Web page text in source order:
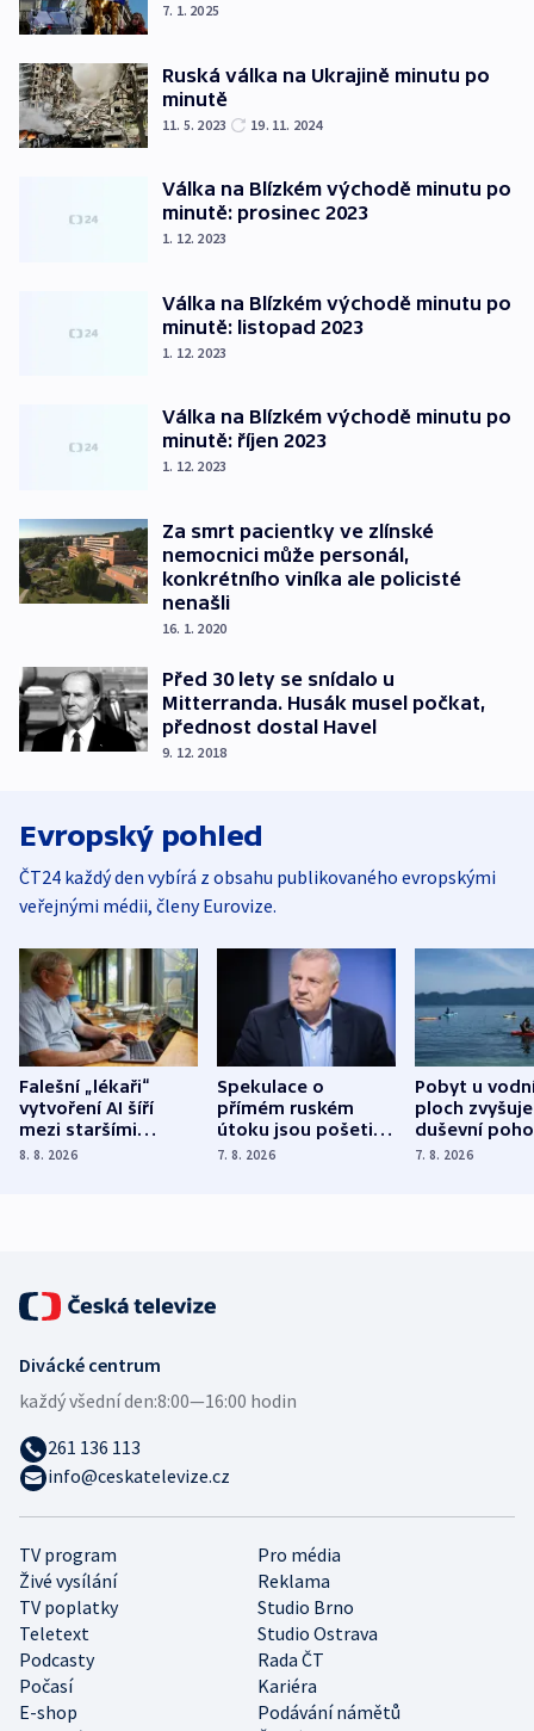
7. 1. 2025
Ruská válka na Ukrajině minutu po
minutě
11. 5. 2023 19. 11. 2024
Válka na Blízkém východě minutu po
minutě: prosinec 2023
1. 12. 2023
Válka na Blízkém východě minutu po
minutě: listopad 2023
1. 12. 2023
Válka na Blízkém východě minutu po
minutě: říjen 2023
1. 12. 2023
Za smrt pacientky ve zlínské
nemocnici může personál,
konkrétního viníka ale policisté
nenašli
16. 1. 2020
Před 30 lety se snídalo u
Mitterranda. Husák musel počkat,
přednost dostal Havel
9. 12. 2018
Evropský pohled
ČT24 každý den vybírá z obsahu publikovaného evropskými
veřejnými médii, členy Eurovize.
Falešní „lékaři“
vytvoření AI šíří
mezi staršími
Poláky nebezpečné
8. 8. 2026
Spekulace o
přímém ruském
útoku jsou pošetilé,
míní estonský
7. 8. 2026
Pobyt u
ploch zvyšuje
duševní
ukázala
7. 8. 2026
TV program
Pro média
Živé vysílání
Reklama
TV poplatky
Studio Brno
Teletext
Studio Ostrava
Podcasty
Rada ČT
Počasí
Kariéra
E-shop
Podávání námětů
Divácké centrum
každý všední den:8:00—16:00 hodin
261 136 113
info@ceskatelevize.cz